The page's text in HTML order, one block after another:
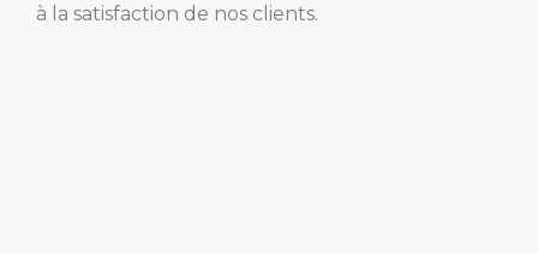
à la satisfaction de nos clients.